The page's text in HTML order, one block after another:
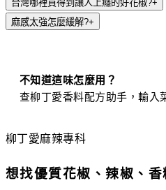
台灣哪裡買得到讓人上癮的好花椒?+
麻感太強怎麼緩解?+
不知道這味怎麼用？
查柳丁愛香料配方助手，輸入
柳丁愛麻辣專科
想找優質花椒、辣椒、香